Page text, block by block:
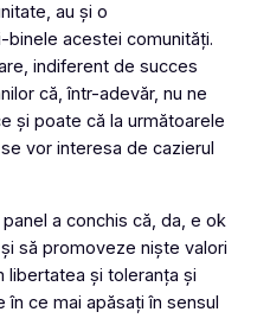
au și o
acestei comunități.
indiferent de succes
că, într-adevăr, nu ne
și poate că la următoarele
vor interesa de cazierul
a conchis că, da, e ok
să promoveze niște valori
libertatea și toleranța și
ce mai apăsați în sensul